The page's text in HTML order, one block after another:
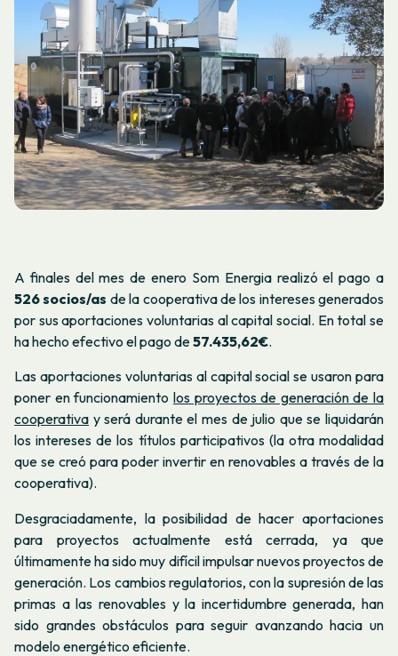
A finales del mes de enero Som Energia realizó el pago a
526 socios/as de la cooperativa de los intereses generados
por sus aportaciones voluntarias al capital social. En total se
ha hecho efectivo el pago de57.435,62€.
Las aportaciones voluntarias al capital social se usaron para
poner en funcionamiento los proyectos de generación de la
cooperativa y será durante el mes de julio que se liquidarán
los intereses de los títulos participativos (la otra modalidad
que se creó para poder invertir en renovables a través de la
cooperativa).
Desgraciadamente, la posibilidad de hacer aportaciones
para proyectos actualmente está cerrada, ya que
últimamente ha sido muy difícil impulsar nuevos proyectos de
generación. Los cambios regulatorios, con la supresión de las
primas a las renovables y la incertidumbre generada, han
sido grandes obstáculos para seguir avanzando hacia un
modelo energético eficiente.